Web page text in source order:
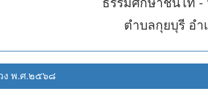
ตำบลกุยบุรี อำ
ง พ.ศ.๒๕๖๘